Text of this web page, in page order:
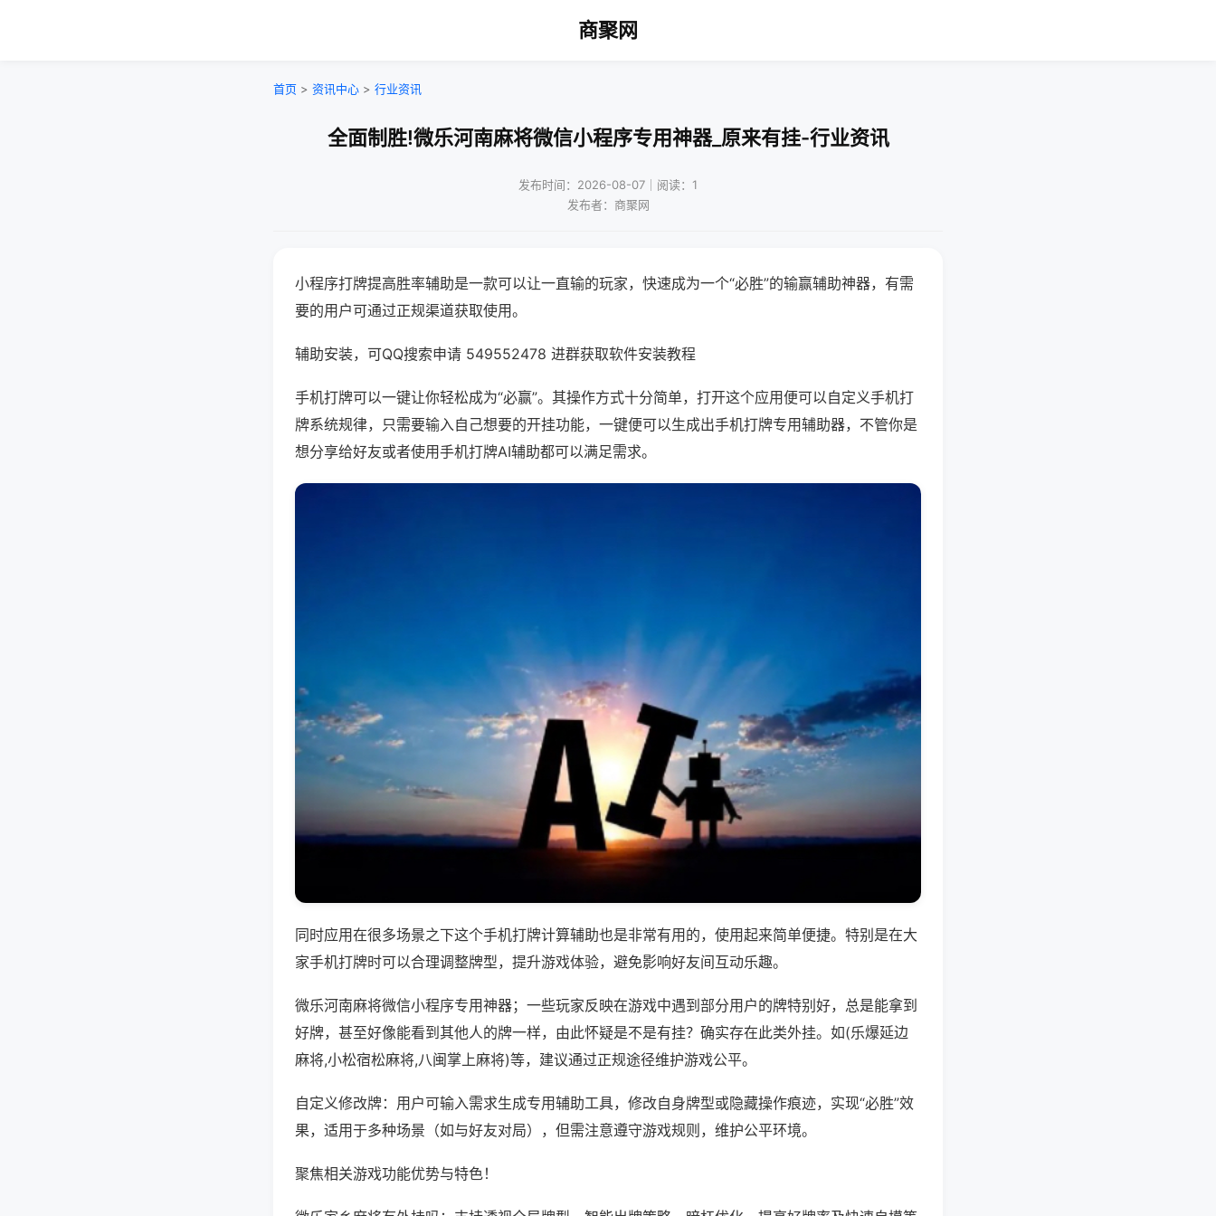
商聚网
首页 > 资讯中心 > 行业资讯
全面制胜!微乐河南麻将微信小程序专用神器_原来有挂-行业资讯
发布时间：2026-08-07｜阅读：1
发布者：商聚网
小程序打牌提高胜率辅助是一款可以让一直输的玩家，快速成为一个“必胜”的输赢辅助神器，有需
要的用户可通过正规渠道获取使用。
辅助安装，可QQ搜索申请 549552478 进群获取软件安装教程
手机打牌可以一键让你轻松成为“必赢”。其操作方式十分简单，打开这个应用便可以自定义手机打
牌系统规律，只需要输入自己想要的开挂功能，一键便可以生成出手机打牌专用辅助器，不管你是
想分享给好友或者使用手机打牌AI辅助都可以满足需求。
同时应用在很多场景之下这个手机打牌计算辅助也是非常有用的，使用起来简单便捷。特别是在大
家手机打牌时可以合理调整牌型，提升游戏体验，避免影响好友间互动乐趣。
微乐河南麻将微信小程序专用神器；一些玩家反映在游戏中遇到部分用户的牌特别好，总是能拿到
好牌，甚至好像能看到其他人的牌一样，由此怀疑是不是有挂？确实存在此类外挂。如(乐爆延边
麻将,小松宿松麻将,八闽掌上麻将)等，建议通过正规途径维护游戏公平。
自定义修改牌：用户可输入需求生成专用辅助工具，修改自身牌型或隐藏操作痕迹，实现“必胜”效
果，适用于多种场景（如与好友对局），但需注意遵守游戏规则，维护公平环境。
聚焦相关游戏功能优势与特色！